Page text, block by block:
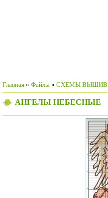
Главная » Файлы » СХЕМЫ
АНГЕЛЫ НЕБЕСНЫЕ